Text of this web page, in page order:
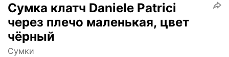
Сумка клатч Daniele Patrici
через плечо маленькая, цвет
чёрный
Сумки